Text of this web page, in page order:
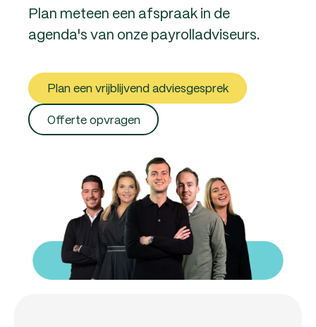
Plan meteen een afspraak in de
agenda's van onze payrolladviseurs.
Plan een vrijblijvend adviesgesprek
Offerte opvragen